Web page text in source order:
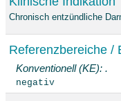
Chronisch entzündliche
Referenzbereiche /
Konventionell (KE): .
negativ